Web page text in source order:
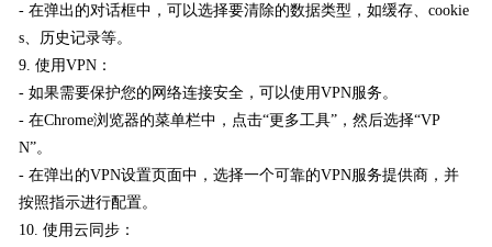
- 在弹出的对话框中，可以选择要清除的数据类型，如缓存、cookie
s、历史记录等。
9. 使用VPN：
- 如果需要保护您的网络连接安全，可以使用VPN服务。
- 在Chrome浏览器的菜单栏中，点击“更多工具”，然后选择“VP
N”。
- 在弹出的VPN设置页面中，选择一个可靠的VPN服务提供商，并
按照指示进行配置。
10. 使用云同步：